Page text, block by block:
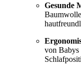
Gesunde
von Babys